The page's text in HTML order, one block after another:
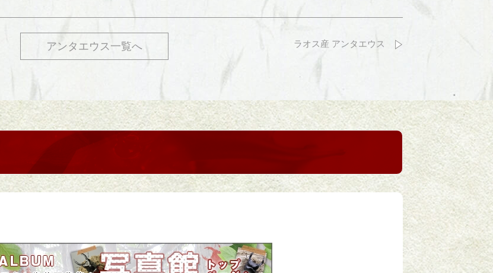
ラオス産 アンタエウス
アンタエウス一覧へ